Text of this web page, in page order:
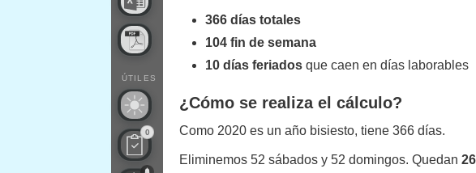
ÚTILES
0
366 días totales
104 fin de semana
10 días feriados que caen en días laborables
¿Cómo se realiza el cálculo?
Como 2020 es un año bisiesto, tiene 366 días.
Eliminemos 52 sábados y 52 domingos. Quedan